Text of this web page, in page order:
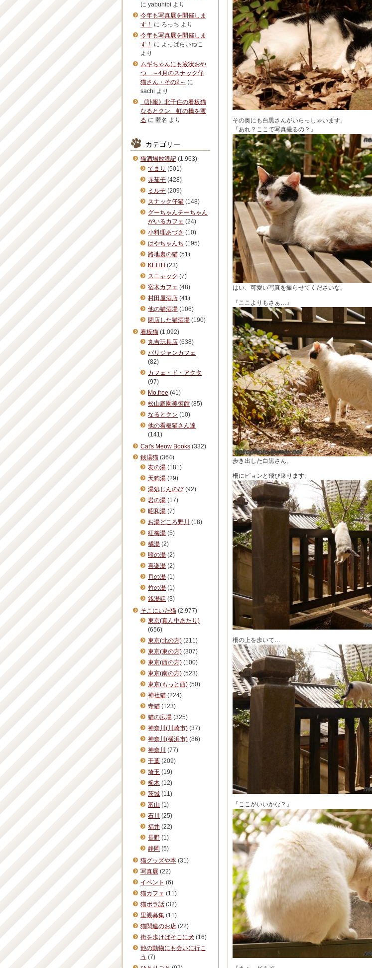
その奥にも白黒さんがいらっしゃいます。
『あれ？ここで写真撮るの？』
はい、可愛い写真を撮らせてくださいな。
『ここよりもさぁ…』
歩き出した白黒さん。
柵にピョンと飛び乗ります。
柵の上を歩いて…
『ここがいいかな？』
に yabuhibi より
今年も写真展を開催しま
す！
に ろっち より
今年も写真展を開催しま
す！
に よっぱらいねこ
より
ムギちゃんにも液状おや
つ ～4月のスナック仔
猫さん・その2～ に
sachi より
《訃報》北千住の看板猫
なるとクン 虹の橋を渡
る に 匿名 より
カテゴリー
猫酒場放浪記 (1,963)
てまり (501)
赤茄子 (428)
ミルチ (209)
スナック仔猫 (148)
グーちゃんチーちゃん
がいるカフェ (24)
小料理あづさ (10)
はやちゃんち (195)
路地裏の猫 (51)
KEITH (23)
スニャック (7)
宿木カフェ (48)
村田屋酒店 (41)
他の猫酒場 (106)
閉店した猫酒場 (190)
看板猫 (1,092)
丸吉玩具店 (638)
パリジャンカフェ
(82)
カフェ・ド・アクタ
(97)
Mo.free (41)
松山庭園美術館 (85)
なるとクン (10)
他の看板猫さん達
(141)
Cat's Meow Books (332)
銭湯猫 (364)
友の湯 (181)
天狗湯 (29)
湯処じんのび (92)
岩の湯 (17)
昭和湯 (7)
お湯どころ野川 (18)
紅梅湯 (5)
橘湯 (2)
照の湯 (2)
喜楽湯 (2)
月の湯 (1)
竹の湯 (1)
銭湯話 (3)
そこにいた猫 (2,977)
東京(真ん中あたり)
(656)
東京(北の方) (211)
東京(東の方) (307)
東京(西の方) (100)
東京(南の方) (523)
東京(もっと西) (50)
神社猫 (224)
寺猫 (123)
猫の広場 (325)
神奈川(川崎市) (37)
神奈川(横浜市) (86)
神奈川 (77)
千葉 (209)
埼玉 (19)
栃木 (12)
茨城 (11)
富山 (1)
石川 (25)
福井 (22)
長野 (1)
静岡 (5)
猫グッズや本 (31)
写真展 (22)
イベント (6)
猫カフェ (11)
猫ボラ話 (32)
里親募集 (11)
猫関連のお店 (22)
街を歩けばそこに犬 (16)
他の動物にも会いに行こ
う (7)